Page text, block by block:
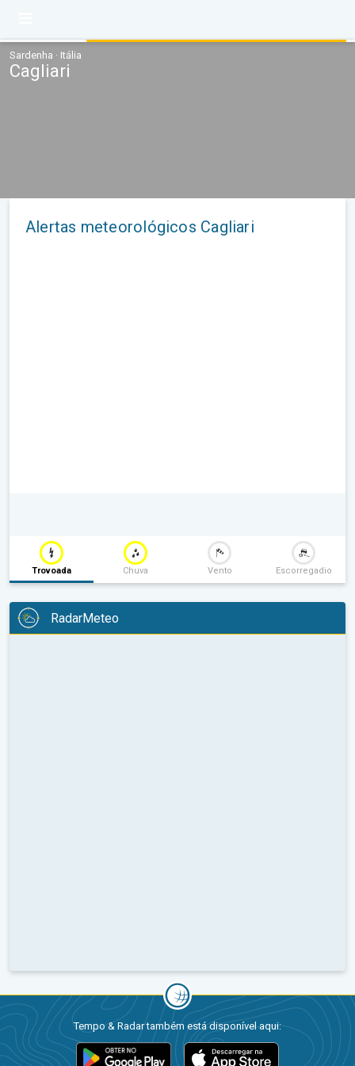
Sardenha · Itália
Cagliari
Alertas meteorológicos Cagliari
Trovoada Chuva Vento Escorregadio
RadarMeteo
Tempo & Radar também está disponível aqui: